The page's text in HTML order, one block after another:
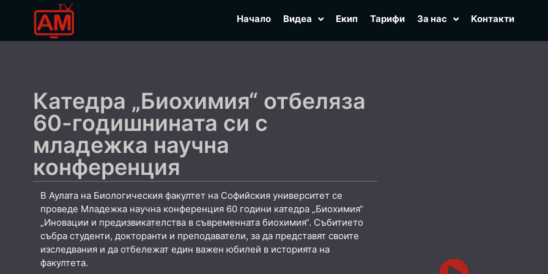
Начало Видеа Екип Тарифи За нас Контакти
Катедра „Биохимия“ отбеляза
60-годишнината си с
младежка научна
конференция
В Аулата на Биологическия факултет на Софийския университет се
проведе Младежка научна конференция 60 години катедра „Биохимия“
„Иновации и предизвикателства в съвременната биохимия“. Събитието
събра студенти, докторанти и преподаватели, за да представят своите
изследвания и да отбележат един важен юбилей в историята на
факултета.